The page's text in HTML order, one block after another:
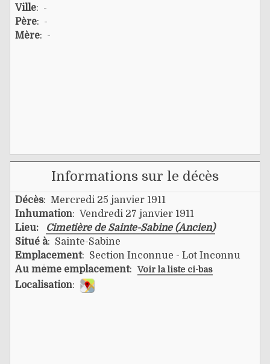
Ville: -
Père: -
Mère: -
Informations sur le décès
Décès: Mercredi 25 janvier 1911
Inhumation: Vendredi 27 janvier 1911
Lieu:
Cimetière de Sainte-Sabine (Ancien)
Situé à: Sainte-Sabine
Emplacement: Section Inconnue - Lot Inconnu
Au même emplacement: Voir la liste ci-bas
Localisation: